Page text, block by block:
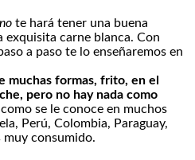
te hará tener una buena
carne blanca. Con
a paso te lo enseñaremos en
muchas formas, frito, en el
pero no hay nada como
como se le conoce en muchos
Perú, Colombia, Paraguay,
muy consumido.